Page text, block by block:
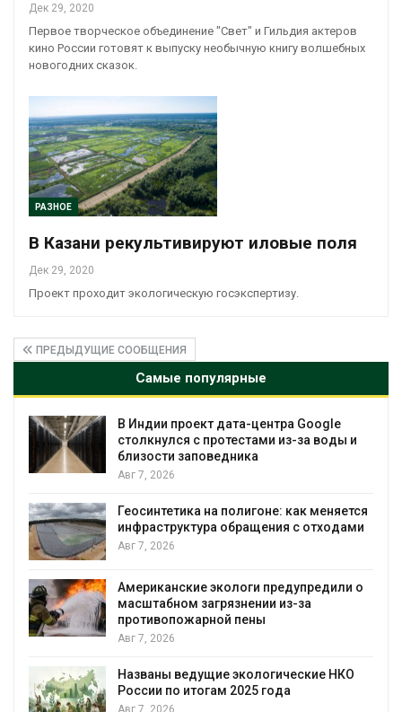
Дек 29, 2020
Первое творческое объединение "Свет" и Гильдия актеров
кино России готовят к выпуску необычную книгу волшебных
новогодних сказок.
РАЗНОЕ
В Казани рекультивируют иловые поля
Дек 29, 2020
Проект проходит экологическую госэкспертизу.
ПРЕДЫДУЩИЕ СООБЩЕНИЯ
Самые популярные
воды и
меняется
о
Дождевая вода с крыш может
городам переживать жару
Авг 7, 2026
строительство мусорных объектов
уборку контейнерных площадок
Панамский канал вновь
загрузку судов из-за дефицита
воды
В китайской провинции Шэньси из-
паводков эвакуировали более 140